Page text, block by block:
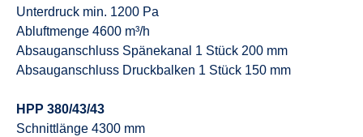
Unterdruck min. 1200 Pa
Abluftmenge 4600 m³/h
Absauganschluss Spänekanal 1 Stück 200 mm
Absauganschluss Druckbalken 1 Stück 150 mm
HPP 380/43/43
Schnittlänge 4300 mm